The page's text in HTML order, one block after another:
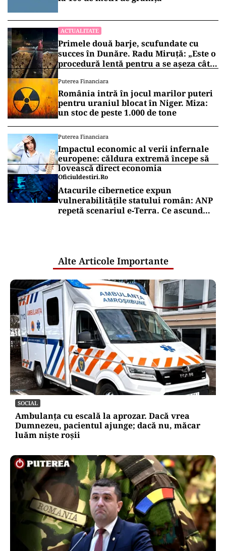
ACTUALITATE
Primele două barje, scufundate cu
succes în Dunăre. Radu Miruță: „Este o
procedură lentă pentru a se așeza cât
Puterea Financiara
România intră în jocul marilor puteri
pentru uraniul blocat în Niger. Miza:
un stoc de peste 1.000 de tone
Puterea Financiara
Impactul economic al verii infernale
europene: căldura extremă începe să
lovească direct economia
Oficiuldestiri.ro
Atacurile cibernetice expun
vulnerabilitățile statului român: ANP
repetă scenariul e‑Terra. Ce ascund
Alte Articole Importante
SOCIAL
Ambulanța cu escală la aprozar. Dacă vrea
Dumnezeu, pacientul ajunge; dacă nu, măcar
luăm niște roșii